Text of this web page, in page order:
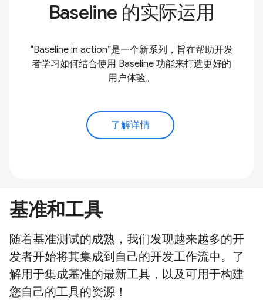
Baseline 的实际运用
“Baseline in action”是一个新系列，旨在帮助开发
者学习如何结合使用 Baseline 功能来打造更好的
用户体验。
了解详情
基准和工具
随着基准测试的成熟，我们发现越来越多的开
发者开始将其集成到自己的开发工作流中。了
解用于集成基准的最新工具，以及可用于构建
您自己的工具的资源！